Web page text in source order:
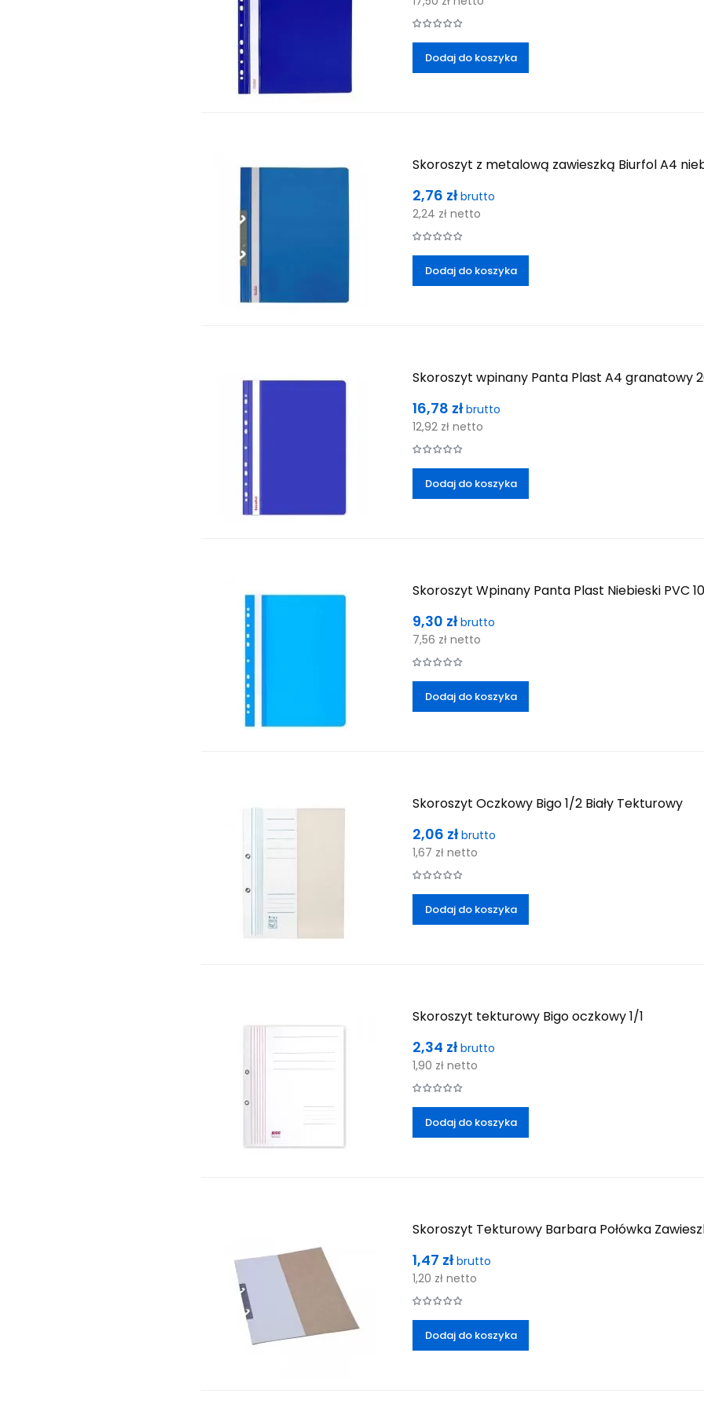
Dodaj do koszyka
Skoroszyt z metalową zawieszką Biurfol A4
Cena
2,76 złbrutto
2,24 zł netto
Dodaj do koszyka
Skoroszyt wpinany Panta Plast A4 granatowy
Cena
16,78 złbrutto
12,92 zł netto
Dodaj do koszyka
Skoroszyt Wpinany Panta Plast Niebieski PVC
Cena
9,30 złbrutto
7,56 zł netto
Dodaj do koszyka
Skoroszyt Oczkowy Bigo 1/2 Biały Tekturowy
Cena
2,06 złbrutto
1,67 zł netto
Dodaj do koszyka
Skoroszyt tekturowy Bigo oczkowy 1/1
Cena
2,34 złbrutto
1,90 zł netto
Dodaj do koszyka
Skoroszyt Tekturowy Barbara Połówka
Cena
1,47 złbrutto
1,20 zł netto
Dodaj do koszyka